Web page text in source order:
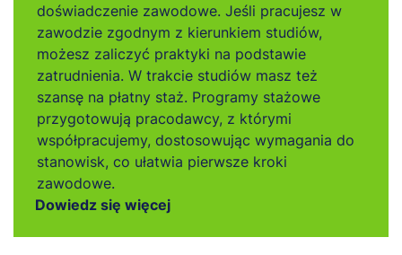
doświadczenie zawodowe. Jeśli pracujesz w
zawodzie zgodnym z kierunkiem studiów,
możesz zaliczyć praktyki na podstawie
zatrudnienia. W trakcie studiów masz też
szansę na płatny staż. Programy stażowe
przygotowują pracodawcy, z którymi
współpracujemy, dostosowując wymagania do
stanowisk, co ułatwia pierwsze kroki
zawodowe.
Dowiedz się więcej